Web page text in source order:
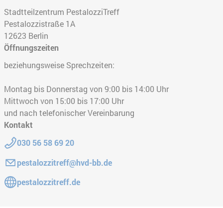
Stadtteilzentrum PestalozziTreff
Pestalozzistraße 1A
12623 Berlin
Öffnungszeiten
beziehungsweise Sprechzeiten:
Montag bis Donnerstag von 9:00 bis 14:00 Uhr
Mittwoch von 15:00 bis 17:00 Uhr
und nach telefonischer Vereinbarung
Kontakt
Telefon:
030 56 58 69 20
E-Mail:pestalozzitreff@hvd-bb.de
Gehe zur Website:
pestalozzitreff.de